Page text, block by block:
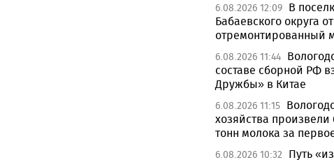
6.08.2026 12:09 В
Бабаевского округа
отремонтированный
6.08.2026 11:44
составе сборной РФ
Дружбы» в Китае
6.08.2026 11:15
хозяйства произвели
тонн молока за
6.08.2026 10:32
Путь